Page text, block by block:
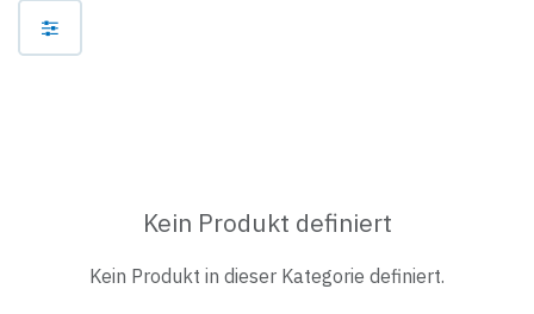
Kein Produkt definiert
Kein Produkt in dieser Kategorie definiert.